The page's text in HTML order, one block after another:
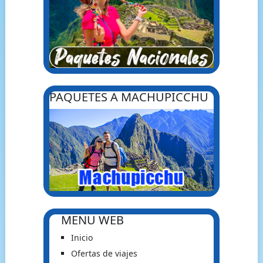
PAQUETES A MACHUPICCHU
MENU WEB
Inicio
Ofertas de viajes